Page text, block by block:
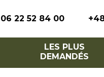
06 22 52 84 00
LES PLUS
DEMANDÉS